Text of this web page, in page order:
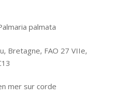
almaria palmata
Bretagne, FAO 27 VIIe,
mersur corde